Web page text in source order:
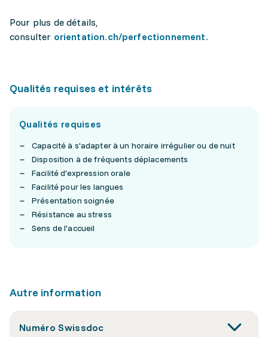
Pour plus de détails,
consulter orientation.ch/perfectionnement.
Qualités requises et intérêts
Qualités requises
Capacité à s'adapter à un horaire irrégulier ou de nuit
Disposition à de fréquents déplacements
Facilité d'expression orale
Facilité pour les langues
Présentation soignée
Résistance au stress
Sens de l'accueil
Autre information
Numéro Swissdoc